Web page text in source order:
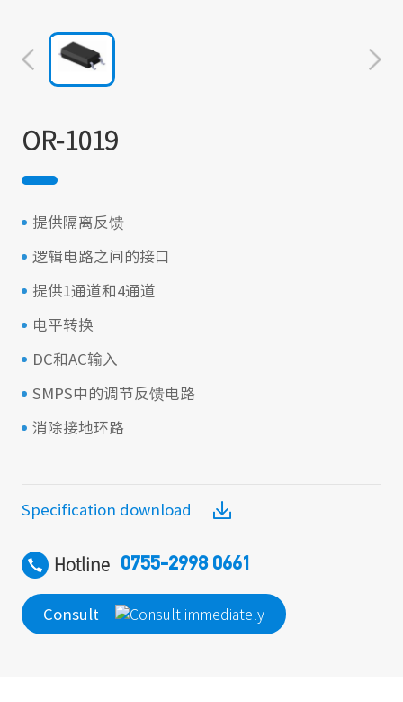
OR-1019
提供隔离反馈
逻辑电路之间的接口
提供1通道和4通道
电平转换
DC和AC输入
SMPS中的调节反馈电路
消除接地环路
Specification download
Hotline 0755-2998 0661
Consult